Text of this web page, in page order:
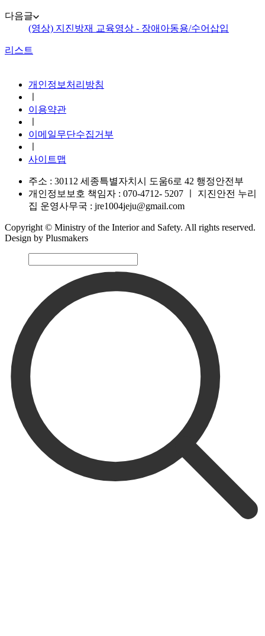
다음글
(영상) 지진방재 교육영상 - 장애아동용/수어삽입
리스트
개인정보처리방침
이용약관
이메일무단수집거부
사이트맵
주소 : 30112 세종특별자치시 도움6로 42 행정안전부
개인정보보호 책임자 : 070-4712- 5207
지진안전 누리
집 운영사무국 : jre1004jeju@gmail.com
Copyright © Ministry of the Interior and Safety. All rights reserved.
Design by Plusmakers